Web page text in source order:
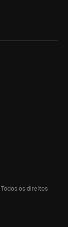
Todos os direitos